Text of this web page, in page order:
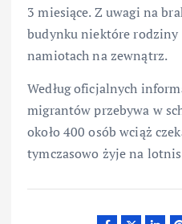
3 miesiące. Z uwagi na
budynku niektóre rodziny
namiotach na zewnątrz.
Według oficjalnych
migrantów przebywa w
około 400 osób wciąż
tymczasowo żyje na